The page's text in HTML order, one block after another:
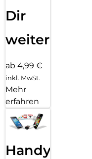
Dir
weiter
ab 4,99 €
inkl. MwSt.
Mehr
erfahren
Handy